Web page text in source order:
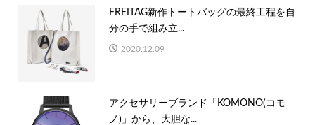
FREITAG新作トートバッグの最終工程を自
分の手で組み立...
2020.12.09
アクセサリーブランド「KOMONO(コモ
ノ)」から、大胆な...